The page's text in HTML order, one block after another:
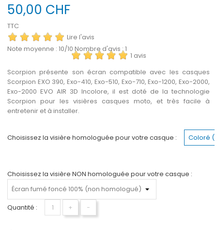
50,00 CHF
TTC
Lire l'avis
Note moyenne : 10/10 Nombre d'avis :1
1 avis
Scorpion présente son écran compatible avec les casques
Scorpion EXO 390, Exo-410, Exo-510, Exo-710, Exo-1200, Exo-2000,
Exo-2000 EVO AIR 3D Incolore, il est doté de la technologie
Scorpion pour les visières casques moto, et très facile à
entretenir et à installer.
Choisissez la visière homologuée pour votre casque : Coloré
Choisissez la visière NON homologuée pour votre casque :
Quantité : + −